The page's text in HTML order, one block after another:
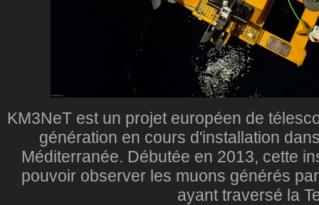
KM3NeT est un projet européen de
génération en cours d'installation
Méditerranée. Débutée en 2013, cette
pouvoir observer les muons générés
ayant traversé la